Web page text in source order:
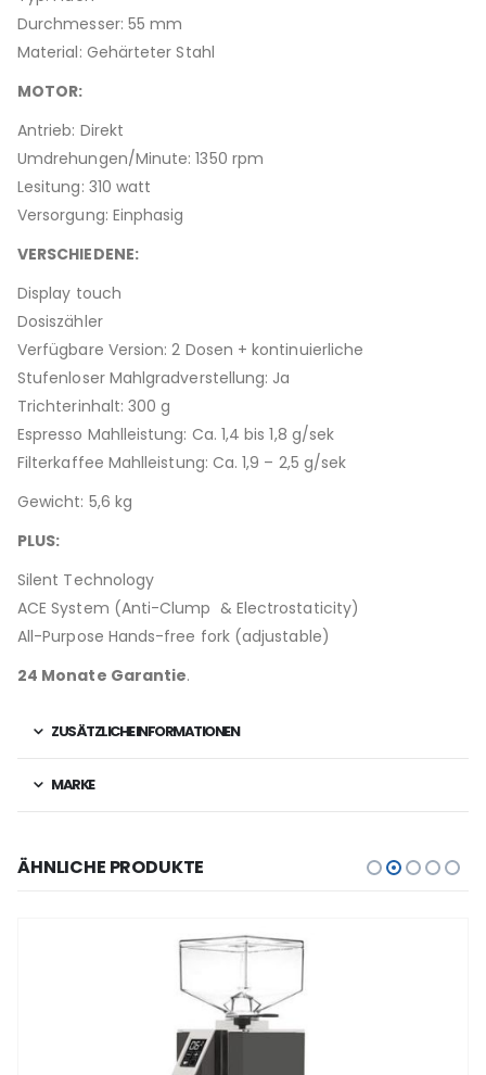
Durchmesser: 55 mm
Material: Gehärteter Stahl
MOTOR:
Antrieb: Direkt
Umdrehungen/Minute: 1350 rpm
Lesitung: 310 watt
Versorgung: Einphasig
VERSCHIEDENE:
Display touch
Dosiszähler
Verfügbare Version: 2 Dosen + kontinuierliche
Stufenloser Mahlgradverstellung: Ja
Trichterinhalt: 300 g
Espresso Mahlleistung: Ca. 1,4 bis 1,8 g/sek
Filterkaffee Mahlleistung: Ca. 1,9 – 2,5 g/sek
Gewicht: 5,6 kg
PLUS:
Silent Technology
ACE System (Anti-Clump & Electrostaticity)
All-Purpose Hands-free fork (adjustable)
24 Monate Garantie.
ZUSÄTZLICHE INFORMATIONEN
MARKE
ÄHNLICHE PRODUKTE